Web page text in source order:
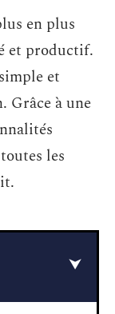
en plus
et productif.
et
Grâce à une
les